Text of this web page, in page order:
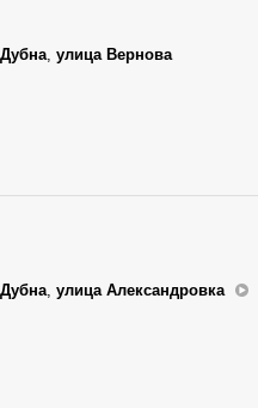
Дубна, улица Вернова
Дубна, улица Александровка